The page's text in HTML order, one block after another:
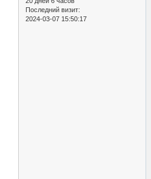
Последний визит:
2024-03-07 15:50:17